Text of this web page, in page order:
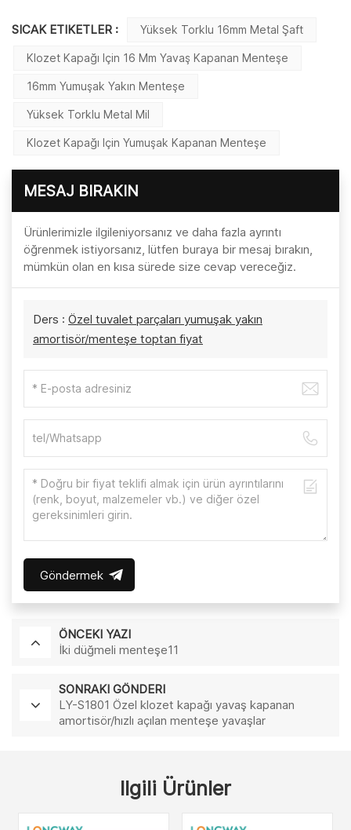
SICAK ETIKETLER : Yüksek Torklu 16mm Metal Şaft
Klozet Kapağı Için 16 Mm Yavaş Kapanan Menteşe
16mm Yumuşak Yakın Menteşe
Yüksek Torklu Metal Mil
Klozet Kapağı Için Yumuşak Kapanan Menteşe
MESAJ BIRAKIN
Ürünlerimizle ilgileniyorsanız ve daha fazla ayrıntı
öğrenmek istiyorsanız, lütfen buraya bir mesaj bırakın,
mümkün olan en kısa sürede size cevap vereceğiz.
Ders : Özel tuvalet parçaları yumuşak yakın
amortisör/menteşe toptan fiyat
Göndermek
ÖNCEKI YAZI
İki düğmeli menteşe11
SONRAKI GÖNDERI
LY-S1801 Özel klozet kapağı yavaş kapanan
amortisör/hızlı açılan menteşe yavaşlar
Ilgili Ürünler